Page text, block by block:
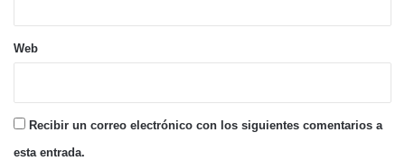
Web
Recibir un correo electrónico con los siguientes comentarios a
esta entrada.